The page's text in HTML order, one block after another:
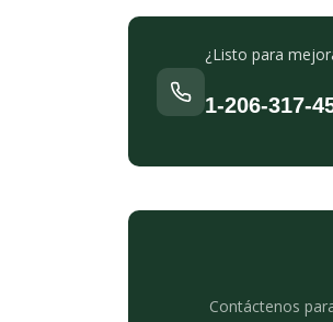
¿Listo para
1-206-317-
Contáctenos